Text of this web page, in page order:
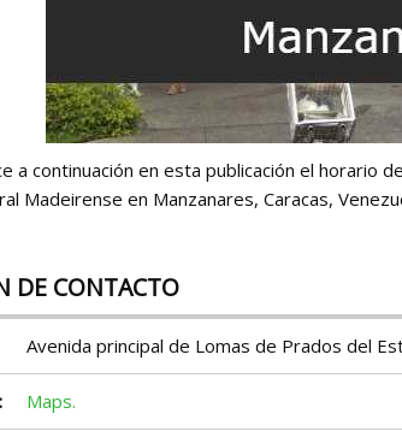
a continuación en esta publicación el horario
Madeirense en Manzanares, Caracas,
DE CONTACTO
Avenida principal de Lomas de Prados del
Maps.